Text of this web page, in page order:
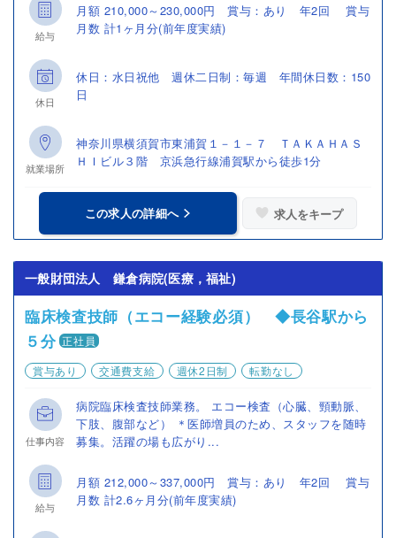
給与
月額 210,000～230,000円 賞与：あり 年2回 賞与
月数 計1ヶ月分(前年度実績)
休日
休日：水日祝他 週休二日制：毎週 年間休日数：150
日
就業場所
神奈川県横須賀市東浦賀１－１－７ ＴＡＫＡＨＡＳ
ＨＩビル３階 京浜急行線浦賀駅から徒歩1分
この求人の詳細へ 求人をキープ
一般財団法人 鎌倉病院(医療，福祉)
臨床検査技師（エコー経験必須） ◆長谷駅から
５分 正社員
賞与あり
交通費支給 週休2日制 転勤なし
仕事内容
病院臨床検査技師業務。 エコー検査（心臓、頸動脈、
下肢、腹部など） ＊医師増員のため、スタッフを随時
募集。活躍の場も広がり...
給与
月額 212,000～337,000円 賞与：あり 年2回 賞与
月数 計2.6ヶ月分(前年度実績)